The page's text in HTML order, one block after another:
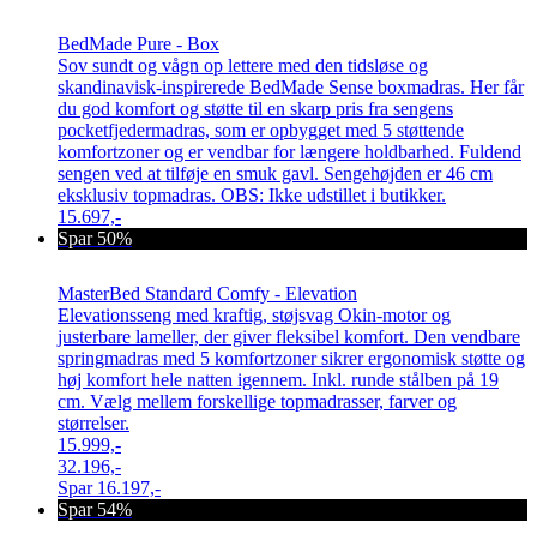
BedMade Pure - Box
Sov sundt og vågn op lettere med den tidsløse og
skandinavisk-inspirerede BedMade Sense boxmadras. Her får
du god komfort og støtte til en skarp pris fra sengens
pocketfjedermadras, som er opbygget med 5 støttende
komfortzoner og er vendbar for længere holdbarhed. Fuldend
sengen ved at tilføje en smuk gavl. Sengehøjden er 46 cm
eksklusiv topmadras. OBS: Ikke udstillet i butikker.
15.697,-
Spar 50%
MasterBed Standard Comfy - Elevation
Elevationsseng med kraftig, støjsvag Okin-motor og
justerbare lameller, der giver fleksibel komfort. Den vendbare
springmadras med 5 komfortzoner sikrer ergonomisk støtte og
høj komfort hele natten igennem. Inkl. runde stålben på 19
cm. Vælg mellem forskellige topmadrasser, farver og
størrelser.
15.999,-
32.196,-
Spar 16.197,-
Spar 54%